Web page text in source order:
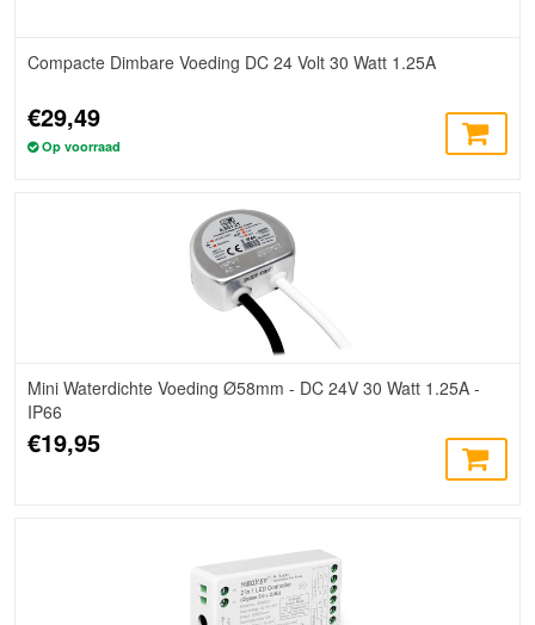
Compacte Dimbare Voeding DC 24 Volt 30 Watt 1.25A
€29,49
Op voorraad
Mini Waterdichte Voeding Ø58mm - DC 24V 30 Watt 1.25A -
IP66
€19,95